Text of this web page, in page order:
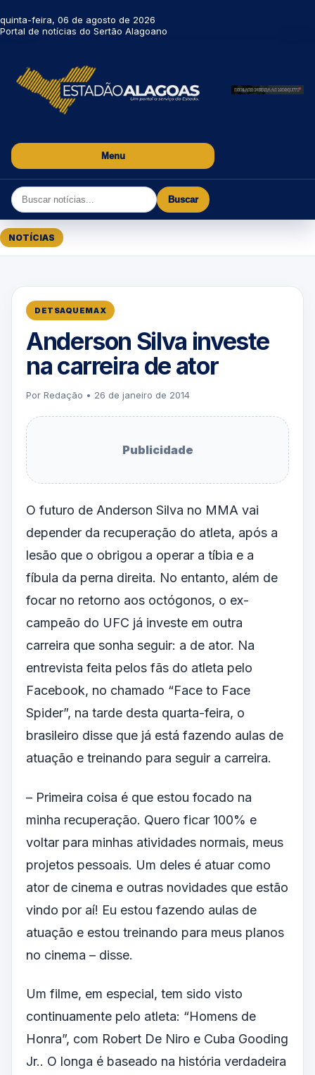
quinta-feira, 06 de agosto de 2026
Portal de notícias do Sertão Alagoano
Menu
Buscar
NOTÍCIAS
DETSAQUEMAX
Anderson Silva investe
na carreira de ator
Por Redação • 26 de janeiro de 2014
Publicidade
O futuro de Anderson Silva no MMA vai
depender da recuperação do atleta, após a
lesão que o obrigou a operar a tíbia e a
fíbula da perna direita. No entanto, além de
focar no retorno aos octógonos, o ex-
campeão do UFC já investe em outra
carreira que sonha seguir: a de ator. Na
entrevista feita pelos fãs do atleta pelo
Facebook, no chamado “Face to Face
Spider”, na tarde desta quarta-feira, o
brasileiro disse que já está fazendo aulas de
atuação e treinando para seguir a carreira.
– Primeira coisa é que estou focado na
minha recuperação. Quero ficar 100% e
voltar para minhas atividades normais, meus
projetos pessoais. Um deles é atuar como
ator de cinema e outras novidades que estão
vindo por aí! Eu estou fazendo aulas de
atuação e estou treinando para meus planos
no cinema – disse.
Um filme, em especial, tem sido visto
continuamente pelo atleta: “Homens de
Honra”, com Robert De Niro e Cuba Gooding
Jr.. O longa é baseado na história verdadeira